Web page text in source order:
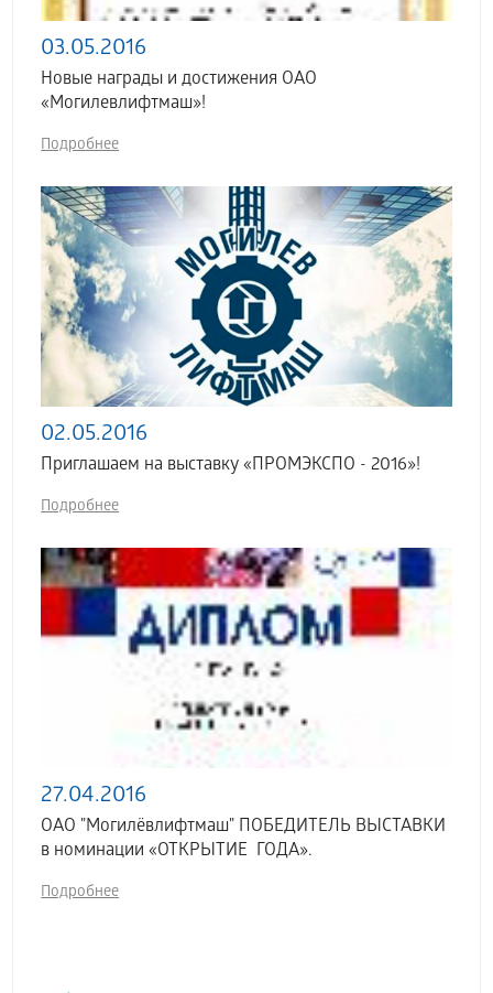
03.05.2016
Новые награды и достижения ОАО
«Могилевлифтмаш»!
Подробнее
02.05.2016
Приглашаем на выставку «ПРОМЭКСПО - 2016»!
Подробнее
27.04.2016
ОАО "Могилёвлифтмаш" ПОБЕДИТЕЛЬ ВЫСТАВКИ
в номинации «ОТКРЫТИЕ ГОДА».
Подробнее